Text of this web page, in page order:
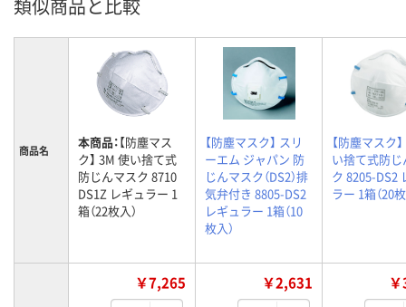
類似商品と比較
商品名 本商品：【防塵マス
ク】 3M 使い捨て式
防じんマスク 8710
DS1Z レギュラー 1
箱（22枚入）
【防塵マスク】 スリ
ーエム ジャパン 防
じんマスク（DS2）排
気弁付き 8805-DS2
レギュラー 1箱（10
枚入）
【防塵マスク
い捨て式防
ク 8205-DS2
ラー 1箱（20
￥7,265 ￥2,631